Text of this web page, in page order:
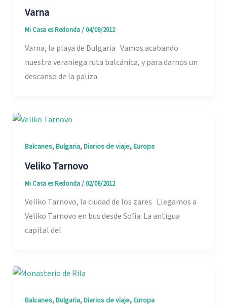
Varna
Mi Casa es Redonda/ 04/08/2012
Varna, la playa de Bulgaria Vamos acabando
nuestra veraniega ruta balcánica, y para darnos un
descanso de la paliza
Balcanes,Bulgaria,Diarios de viaje,Europa
Veliko Tarnovo
Mi Casa es Redonda/ 02/08/2012
Veliko Tarnovo, la ciudad de los zares Llegamos a
Veliko Tarnovo en bus desde Sofia. La antigua
capital del
Balcanes,Bulgaria,Diarios de viaje,Europa